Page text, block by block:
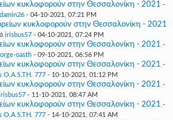
κυκλοφορούν στην Θεσσαλονίκη - 2021 -
damin26 - 04-10-2021, 07:21 PM
κυκλοφορούν στην Θεσσαλονίκη - 2021
irisbus57- 04-10-2021, 07:24 PM
κυκλοφορούν στην Θεσσαλονίκη - 2021 -
oasth- 09-10-2021, 06:56 PM
κυκλοφορούν στην Θεσσαλονίκη - 2021 -
O.A.S.TH. 777- 10-10-2021, 01:12 PM
κυκλοφορούν στην Θεσσαλονίκη - 2021 -
- 11-10-2021, 08:47 AM
κυκλοφορούν στην Θεσσαλονίκη - 2021 -
O.A.S.TH. 777- 14-10-2021, 07:41 AM